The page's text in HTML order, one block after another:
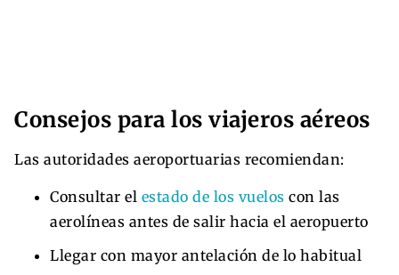
Consejos para los viajeros aéreos
Las autoridades aeroportuarias recomiendan:
Consultar el estado de los vuelos con las
aerolíneas antes de salir hacia el aeropuerto
Llegar con mayor antelación de lo habitual